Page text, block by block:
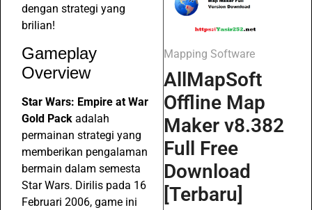
dengan strategi yang
brilian!
Gameplay
Overview
Star Wars: Empire at War
Gold Pack adalah
permainan strategi yang
memberikan pengalaman
bermain dalam semesta
Star Wars. Dirilis pada 16
Februari 2006, game ini
Mapping Software
AllMapSoft
Offline Map
Maker v8.382
Full Free
Download
[Terbaru]